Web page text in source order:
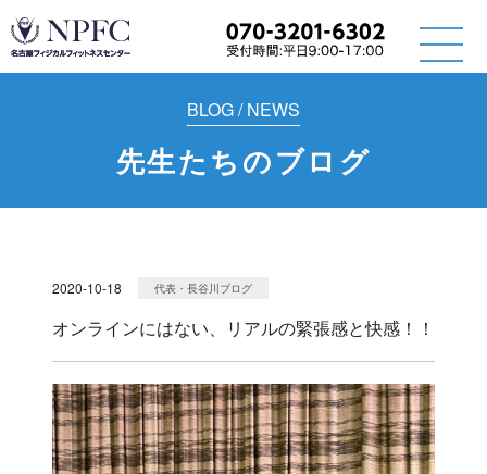
BLOG / NEWS
先生たちのブログ
2020-10-18 代表・長谷川ブログ
オンラインにはない、リアルの緊張感と快感！！